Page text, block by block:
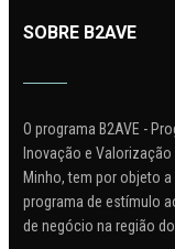
SOBRE B2AVE
O programa B2AVE -
Inovação e
Minho, tem por objeto
programa de estímulo
de negócio na região do